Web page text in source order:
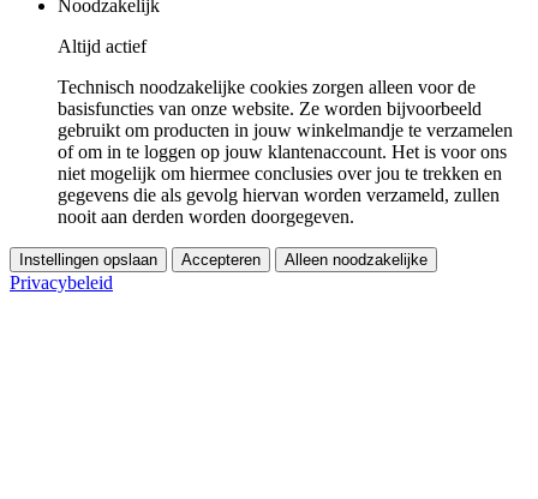
Noodzakelijk
Altijd actief
Technisch noodzakelijke cookies zorgen alleen voor de
basisfuncties van onze website. Ze worden bijvoorbeeld
gebruikt om producten in jouw winkelmandje te verzamelen
of om in te loggen op jouw klantenaccount. Het is voor ons
niet mogelijk om hiermee conclusies over jou te trekken en
gegevens die als gevolg hiervan worden verzameld, zullen
nooit aan derden worden doorgegeven.
Instellingen opslaan Accepteren Alleen noodzakelijke
Privacybeleid